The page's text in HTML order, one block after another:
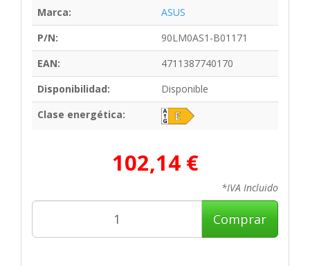
Marca:
ASUS
P/N:
90LM0AS1-B01171
EAN:
4711387740170
Disponibilidad:
Disponible
Clase energética:
102,14 €
*IVA Incluido
Comprar